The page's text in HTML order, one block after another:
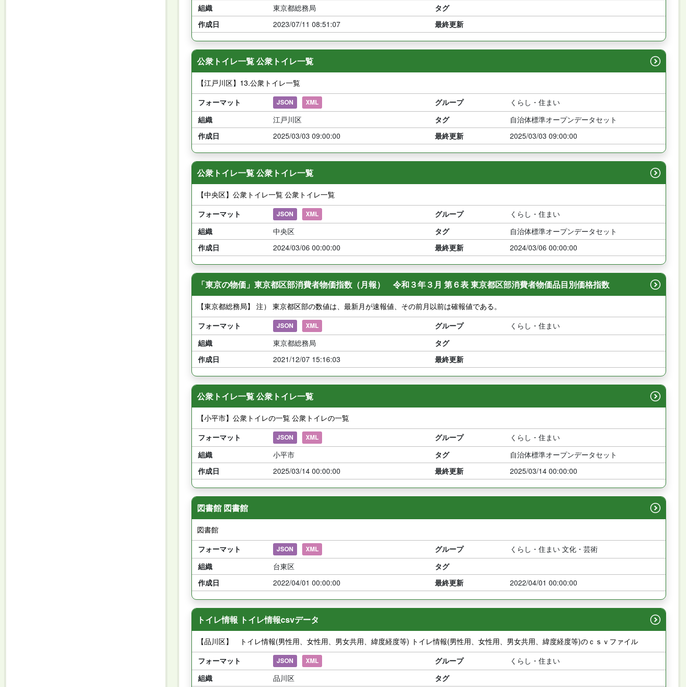
組織
東京都総務局
タグ
作成日
2023/07/11 08:51:07 最終更新
公衆トイレ一覧 公衆トイレ一覧
【江戸川区】13.公衆トイレ一覧
フォーマット
JSON XML グループ
くらし・住まい
組織
江戸川区 タグ
自治体標準オープンデータセット
作成日
2025/03/03 09:00:00 最終更新 2025/03/03 09:00:00
公衆トイレ一覧 公衆トイレ一覧
【中央区】公衆トイレ一覧 公衆トイレ一覧
フォーマット
JSON XML グループ
くらし・住まい
組織
中央区 タグ
自治体標準オープンデータセット
作成日
2024/03/06 00:00:00 最終更新 2024/03/06 00:00:00
「東京の物価」東京都区部消費者物価指数（月報） 令和３年３月 第６表 東京都区部消費者物価品目別価格指数
【東京都総務局】 注） 東京都区部の数値は、最新月が速報値、その前月以前は確報値である。
フォーマット
JSON XML グループ
くらし・住まい
組織
東京都総務局
タグ
作成日
2021/12/07 15:16:03 最終更新
公衆トイレ一覧 公衆トイレ一覧
【小平市】公衆トイレの一覧 公衆トイレの一覧
フォーマット
JSON XML グループ
くらし・住まい
組織
小平市 タグ
自治体標準オープンデータセット
作成日
2025/03/14 00:00:00 最終更新 2025/03/14 00:00:00
図書館 図書館
図書館
フォーマット
JSON XML グループ
くらし・住まい 文化・芸術
組織
台東区
タグ
作成日
2022/04/01 00:00:00 最終更新 2022/04/01 00:00:00
トイレ情報 トイレ情報csvデータ
【品川区】 トイレ情報(男性用、女性用、男女共用、緯度経度等) トイレ情報(男性用、女性用、男女共用、緯度経度等)のｃｓｖファイル
フォーマット
JSON XML グループ
くらし・住まい
組織
品川区 タグ